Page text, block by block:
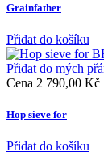
Grainfather
Přidat do košíku
Přidat do mých
Cena 2 790,00 Kč
Hop sieve for
Přidat do košíku